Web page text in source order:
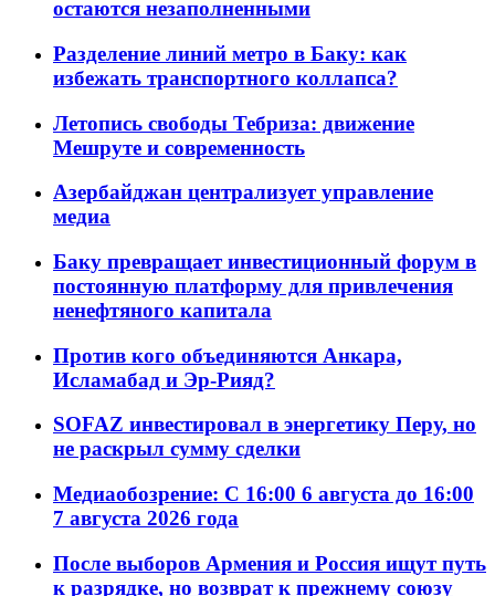
остаются незаполненными
Разделение линий метро в Баку: как
избежать транспортного коллапса?
Летопись свободы Тебриза: движение
Мешруте и современность
Азербайджан централизует управление
медиа
Баку превращает инвестиционный форум в
постоянную платформу для привлечения
ненефтяного капитала
Против кого объединяются Анкара,
Исламабад и Эр-Рияд?
SOFAZ инвестировал в энергетику Перу, но
не раскрыл сумму сделки
Медиаобозрение: С 16:00 6 августа до 16:00
7 августа 2026 года
После выборов Армения и Россия ищут путь
к разрядке, но возврат к прежнему союзу